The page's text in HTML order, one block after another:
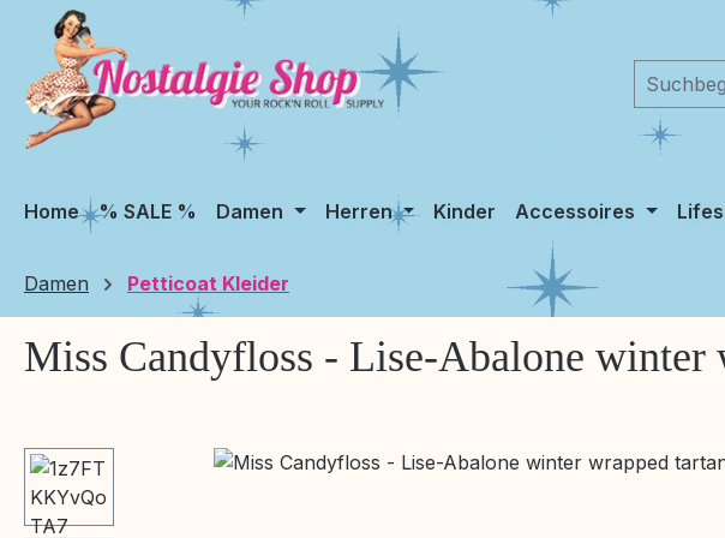
Hauptinhalt springen
Zur Suche springen
Zur Hauptnavigation springen
Home % SALE % Damen Herren Kinder Accessoires
Damen Petticoat Kleider
Miss Candyfloss - Lise-Abalone winter
Bildergalerie überspringen